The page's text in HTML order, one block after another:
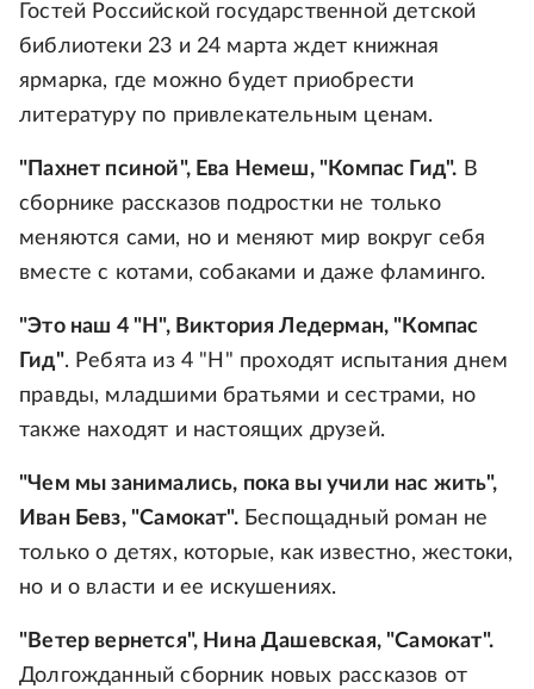
Гостей Российской государственной детской
библиотеки 23 и 24 марта ждет книжная
ярмарка, где можно будет приобрести
литературу по привлекательным ценам.
"Пахнет псиной", Ева Немеш, "Компас Гид". В
сборнике рассказов подростки не только
меняются сами, но и меняют мир вокруг себя
вместе с котами, собаками и даже фламинго.
"Это наш 4 "Н", Виктория Ледерман, "Компас
Гид". Ребята из 4 "Н" проходят испытания днем
правды, младшими братьями и сестрами, но
также находят и настоящих друзей.
"Чем мы занимались, пока вы учили нас жить",
Иван Бевз, "Самокат".Беспощадный роман не
только о детях, которые, как известно, жестоки,
но и о власти и ее искушениях.
"Ветер вернется", Нина Дашевская, "Самокат".
Долгожданный сборник новых рассказов от